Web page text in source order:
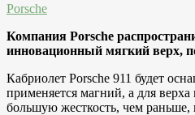
Porsche
Компания Porsche
инновационный мягкий верх,
Кабриолет Porsche 911 будет
применяется магний, а для
большую жесткость, чем